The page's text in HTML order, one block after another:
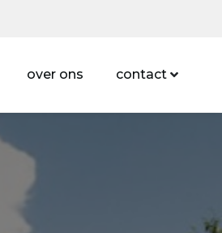
over ons contact